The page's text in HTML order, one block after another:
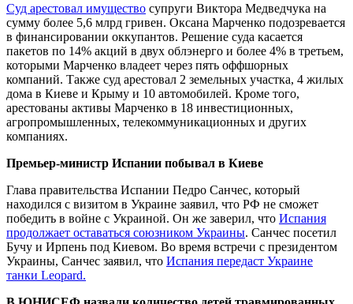
Суд арестовал имущество супруги Виктора Медведчука на
сумму более 5,6 млрд гривен. Оксана Марченко подозревается
в финансировании оккупантов. Решение суда касается
пакетов по 14% акций в двух облэнерго и более 4% в третьем,
которыми Марченко владеет через пять оффшорных
компаний. Также суд арестовал 2 земельных участка, 4 жилых
дома в Киеве и Крыму и 10 автомобилей. Кроме того,
арестованы активы Марченко в 18 инвестиционных,
агропромышленных, телекоммуникационных и других
компаниях.
Премьер-министр Испании побывал в Киеве
Глава правительства Испании Педро Санчес, который
находился с визитом в Украине заявил, что РФ не сможет
победить в войне с Украиной. Он же заверил, что Испания
продолжает оставаться союзником Украины. Санчес посетил
Бучу и Ирпень под Киевом. Во время встречи с президентом
Украины, Санчес заявил, что Испания передаст Украине
танки Leopard.